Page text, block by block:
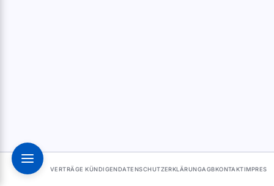
VERTRÄGE KÜNDIGENDATENSCHUTZERKLÄRUNGAGBKONTAKT